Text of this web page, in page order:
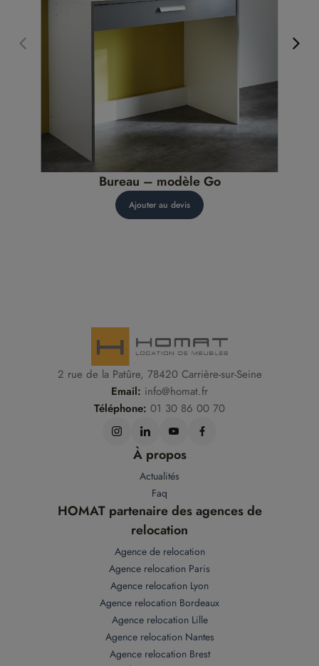
Bureau – modèle Go
Ajouter au devis
2 rue de la Patûre, 78420 Carrière-sur-Seine
Email: info@homat.fr
Téléphone: 01 30 86 00 70
À propos
Actualités
Faq
HOMAT partenaire des agences de
relocation
Agence de relocation
Agence relocation Paris
Agence relocation Lyon
Agence relocation Bordeaux
Agence relocation Lille
Agence relocation Nantes
Agence relocation Brest